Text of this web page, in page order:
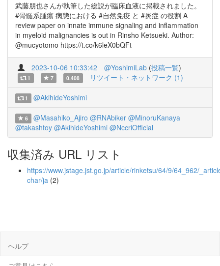
武藤朋也さんが執筆した総説が臨床血液に掲載されました。
#骨髄系腫瘍 病態における #自然免疫 と #炎症 の役割 A
review paper on innate immune signaling and inflammation
in myeloid malignancies is out in Rinsho Ketsueki. Author:
@mucyotomo https://t.co/k6leX0bQFt
2023-10-06 10:33:42 @YoshimiLab (投稿一覧)
1 7 0.408 リツイート・ネットワーク (1)
1 @AkihideYoshimi
6 @Masahiko_Ajiro @RNAbiker @MinoruKanaya
@takashtoy @AkihideYoshimi @NccriOfficial
収集済み URL リスト
https://www.jstage.jst.go.jp/article/rinketsu/64/9/64_962/
char/ja (2)
ヘルプ